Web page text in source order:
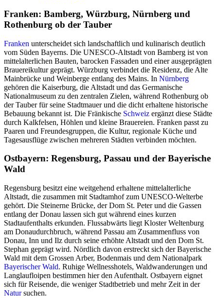
Franken: Bamberg, Würzburg, Nürnberg und
Rothenburg ob der Tauber
Franken unterscheidet sich landschaftlich und kulinarisch deutlich
vom Süden Bayerns. Die UNESCO-Altstadt von Bamberg ist von
mittelalterlichen Bauten, barocken Fassaden und einer ausgeprägten
Brauereikultur geprägt. Würzburg verbindet die Residenz, die Alte
Mainbrücke und Weinberge entlang des Mains. In Nürnberg
gehören die Kaiserburg, die Altstadt und das Germanische
Nationalmuseum zu den zentralen Zielen, während Rothenburg ob
der Tauber für seine Stadtmauer und die dicht erhaltene historische
Bebauung bekannt ist. Die Fränkische Schweiz ergänzt diese Städte
durch Kalkfelsen, Höhlen und kleine Brauereien. Franken passt zu
Paaren und Freundesgruppen, die Kultur, regionale Küche und
Tagesausflüge zwischen mehreren Städten verbinden möchten.
Ostbayern: Regensburg, Passau und der Bayerische
Wald
Regensburg besitzt eine weitgehend erhaltene mittelalterliche
Altstadt, die zusammen mit Stadtamhof zum UNESCO-Welterbe
gehört. Die Steinerne Brücke, der Dom St. Peter und die Gassen
entlang der Donau lassen sich gut während eines kurzen
Stadtaufenthalts erkunden. Flussabwärts liegt Kloster Weltenburg
am Donaudurchbruch, während Passau am Zusammenfluss von
Donau, Inn und Ilz durch seine erhöhte Altstadt und den Dom St.
Stephan geprägt wird. Nördlich davon erstreckt sich der Bayerische
Wald mit dem Grossen Arber, Bodenmais und dem Nationalpark
Bayerischer Wald. Ruhige Wellnesshotels, Waldwanderungen und
Langlaufloipen bestimmen hier den Aufenthalt. Ostbayern eignet
sich für Reisende, die weniger Stadtbetrieb und mehr Zeit in der
Natursuchen.